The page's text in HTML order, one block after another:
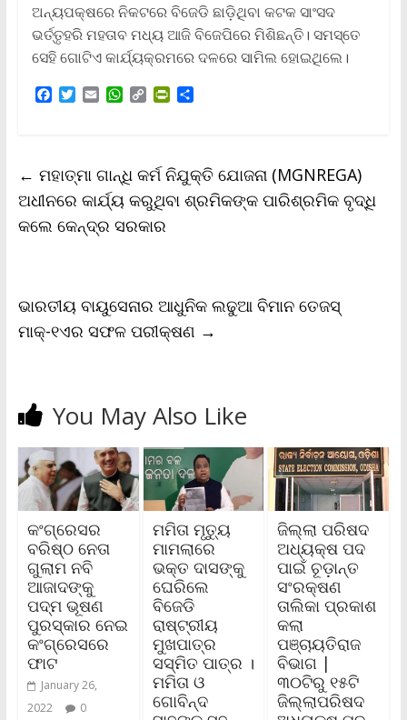
ଅନ୍ୟପକ୍ଷରେ ନିକଟରେ ବିଜେଡି ଛାଡ଼ିଥିବା କଟକ ସାଂସଦ
ଭର୍ତ୍ତୃହରି ମହତାବ ମଧ୍ୟ ଆଜି ବିଜେପିରେ ମିଶିଛନ୍ତି। ସମସ୍ତେ
ସେହି ଗୋଟିଏ କାର୍ଯ୍ୟକ୍ରମରେ ଦଳରେ ସାମିଲ ହୋଇଥିଲେ।
F
o
o
k
T
e
r
E
W
A
p
p
C
i
n
k
P
F
r
i
S
← ମହାତ୍ମା ଗାନ୍ଧି କର୍ମ ନିଯୁକ୍ତି ଯୋଜନା (MGNREGA)
ଅଧୀନରେ କାର୍ଯ୍ୟ କରୁଥିବା ଶ୍ରମିକଙ୍କ ପାରିଶ୍ରମିକ ବୃଦ୍ଧି
କଲେ କେନ୍ଦ୍ର ସରକାର
ଭାରତୀୟ ବାୟୁସେନାର ଆଧୁନିକ ଲଢୁଆ ବିମାନ ତେଜସ୍
ମାକ୍-୧ଏର ସଫଳ ପରୀକ୍ଷଣ →
You May Also Like
କଂଗ୍ରେସର
ବରିଷ୍ଠ ନେତା
ଗୁଲାମ ନବି
ଆଜାଦଙ୍କୁ
ପଦ୍ମ ଭୂଷଣ
ପୁରସ୍କାର ନେଇ
କଂଗ୍ରେସରେ
ଫାଟ
January 26,
2022
0
ମମିତା ମୃତ୍ୟୁ
ମାମଲାରେ
ଭକ୍ତ ଦାସଙ୍କୁ
ଘେରିଲେ
ବିଜେଡି
ରାଷ୍ଟ୍ରୀୟ
ମୁଖପାତ୍ର
ସସ୍ମିତ ପାତ୍ର ।
ମମିତା ଓ
ଗୋବିନ୍ଦ
ଜିଲ୍ଲା ପରିଷଦ
ଅଧ୍ୟକ୍ଷ ପଦ
ପାଇଁ ଚୂଡ଼ାନ୍ତ
ସଂରକ୍ଷଣ
ତାଲିକା ପ୍ରକାଶ
କଲା
ପଞ୍ଚାୟତିରାଜ
ବିଭାଗ |
୩୦ଟିରୁ ୧୫ଟି
ଜିଲ୍ଲାପରିଷଦ